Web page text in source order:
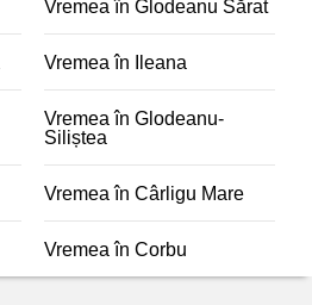
Vremea în Glodeanu Sărat
Vremea în Ileana
Vremea în Glodeanu-
Siliștea
Vremea în Cârligu Mare
Vremea în Corbu